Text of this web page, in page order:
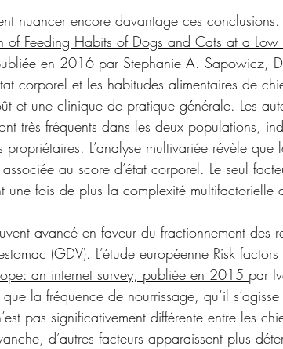
nuancer encore davantage ces conclusions.
of Feeding Habits of Dogs and Cats at a Low
en 2016 par Stephanie A. Sapowicz,
corporel et les habitudes alimentaires de
et une clinique de pratique générale. Les
très fréquents dans les deux populations,
L’analyse multivariée révèle que
au score d’état corporel. Le seul
une fois de plus la complexité multifactorielle
avancé en faveur du fractionnement des
(GDV). L’étude européenne Risk
an internet survey, publiée en 2015 par
la fréquence de nourrissage, qu’il
pas significativement différente entre les
d’autres facteurs apparaissent plus